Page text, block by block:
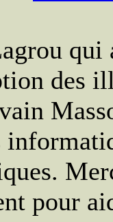
qui
des
pour